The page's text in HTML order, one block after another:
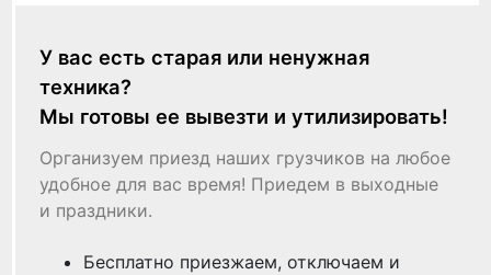
У вас есть старая или ненужная
техника?
Мы готовы ее вывезти и утилизировать!
Организуем приезд наших грузчиков на любое
удобное для вас время! Приедем в выходные
и праздники.
Бесплатно приезжаем, отключаем и